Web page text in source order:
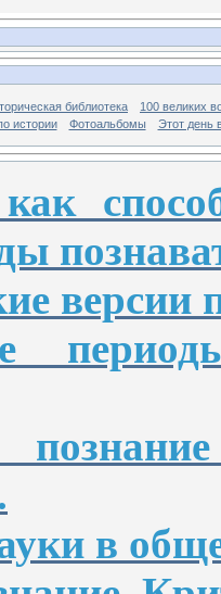
библиотека
100 великих
истории
Фотоальбомы Этот день
версии
в